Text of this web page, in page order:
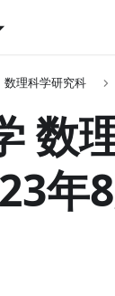
数理科学研究科
数
年